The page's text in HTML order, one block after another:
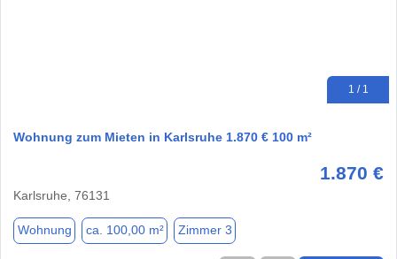
1 / 1
Wohnung zum Mieten in Karlsruhe 1.870 € 100 m²
1.870 €
Karlsruhe, 76131
Wohnung ca. 100,00 m² Zimmer 3